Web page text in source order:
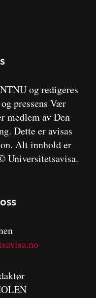
og redigeres
pressens Vær
medlem av Den
Dette er avisas
Alt innhold er
Universitetsavisa.